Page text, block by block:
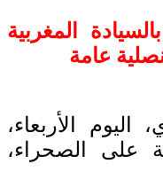
المغربية
عامة
الأربعاء،
على الصحراء،